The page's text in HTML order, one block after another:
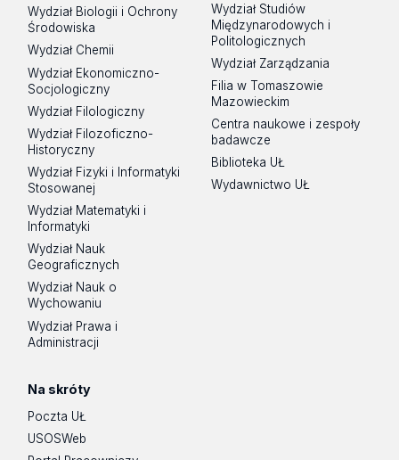
Wydział Biologii i Ochrony
Środowiska
Wydział Chemii
Wydział Ekonomiczno-
Socjologiczny
Wydział Filologiczny
Wydział Filozoficzno-
Historyczny
Wydział Fizyki i Informatyki
Stosowanej
Wydział Matematyki i
Informatyki
Wydział Nauk
Geograficznych
Wydział Nauk o
Wychowaniu
Wydział Prawa i
Administracji
Wydział Studiów
Międzynarodowych i
Politologicznych
Wydział Zarządzania
Filia w Tomaszowie
Mazowieckim
Centra naukowe i zespoły
badawcze
Biblioteka UŁ
Wydawnictwo UŁ
Na skróty
Poczta UŁ
USOSWeb